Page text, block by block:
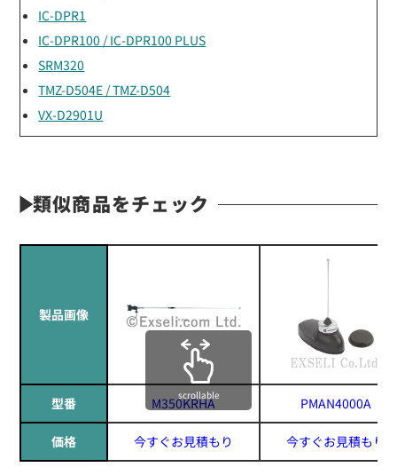
IC-DPR1
IC-DPR100 / IC-DPR100 PLUS
SRM320
TMZ-D504E / TMZ-D504
VX-D2901U
類似商品をチェック
製品画像
型番 M350KRHA PMAN4000A
価格 今すぐお見積もり 今すぐお見積もり
scrollable